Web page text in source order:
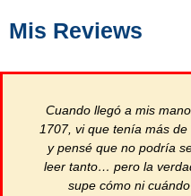
Mis Reviews
Cuando llegó a mis
1707, vi que tenía más
y pensé que no podría
leer tanto… pero la
supe cómo ni